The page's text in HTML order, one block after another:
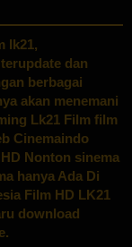
lk21,
dan
berbagai
akan menemani
Lk21 Film film
Cinemaindo
Nonton sinema
hanya Ada Di
Film HD LK21
download